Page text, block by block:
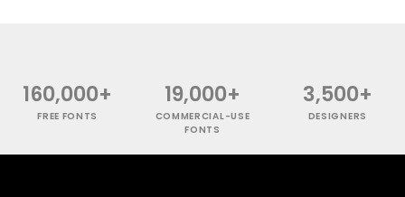
160,000+
FREE FONTS
19,000+
COMMERCIAL-USE
FONTS
3,500+
DESIGNERS